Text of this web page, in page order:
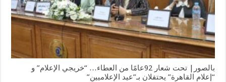
بالصور| تحت شعار 92عامًا من العطاء… “خريجي الإعلام” و
“إعلام القاهرة” يحتفلان بـ”عيد الإعلاميين”